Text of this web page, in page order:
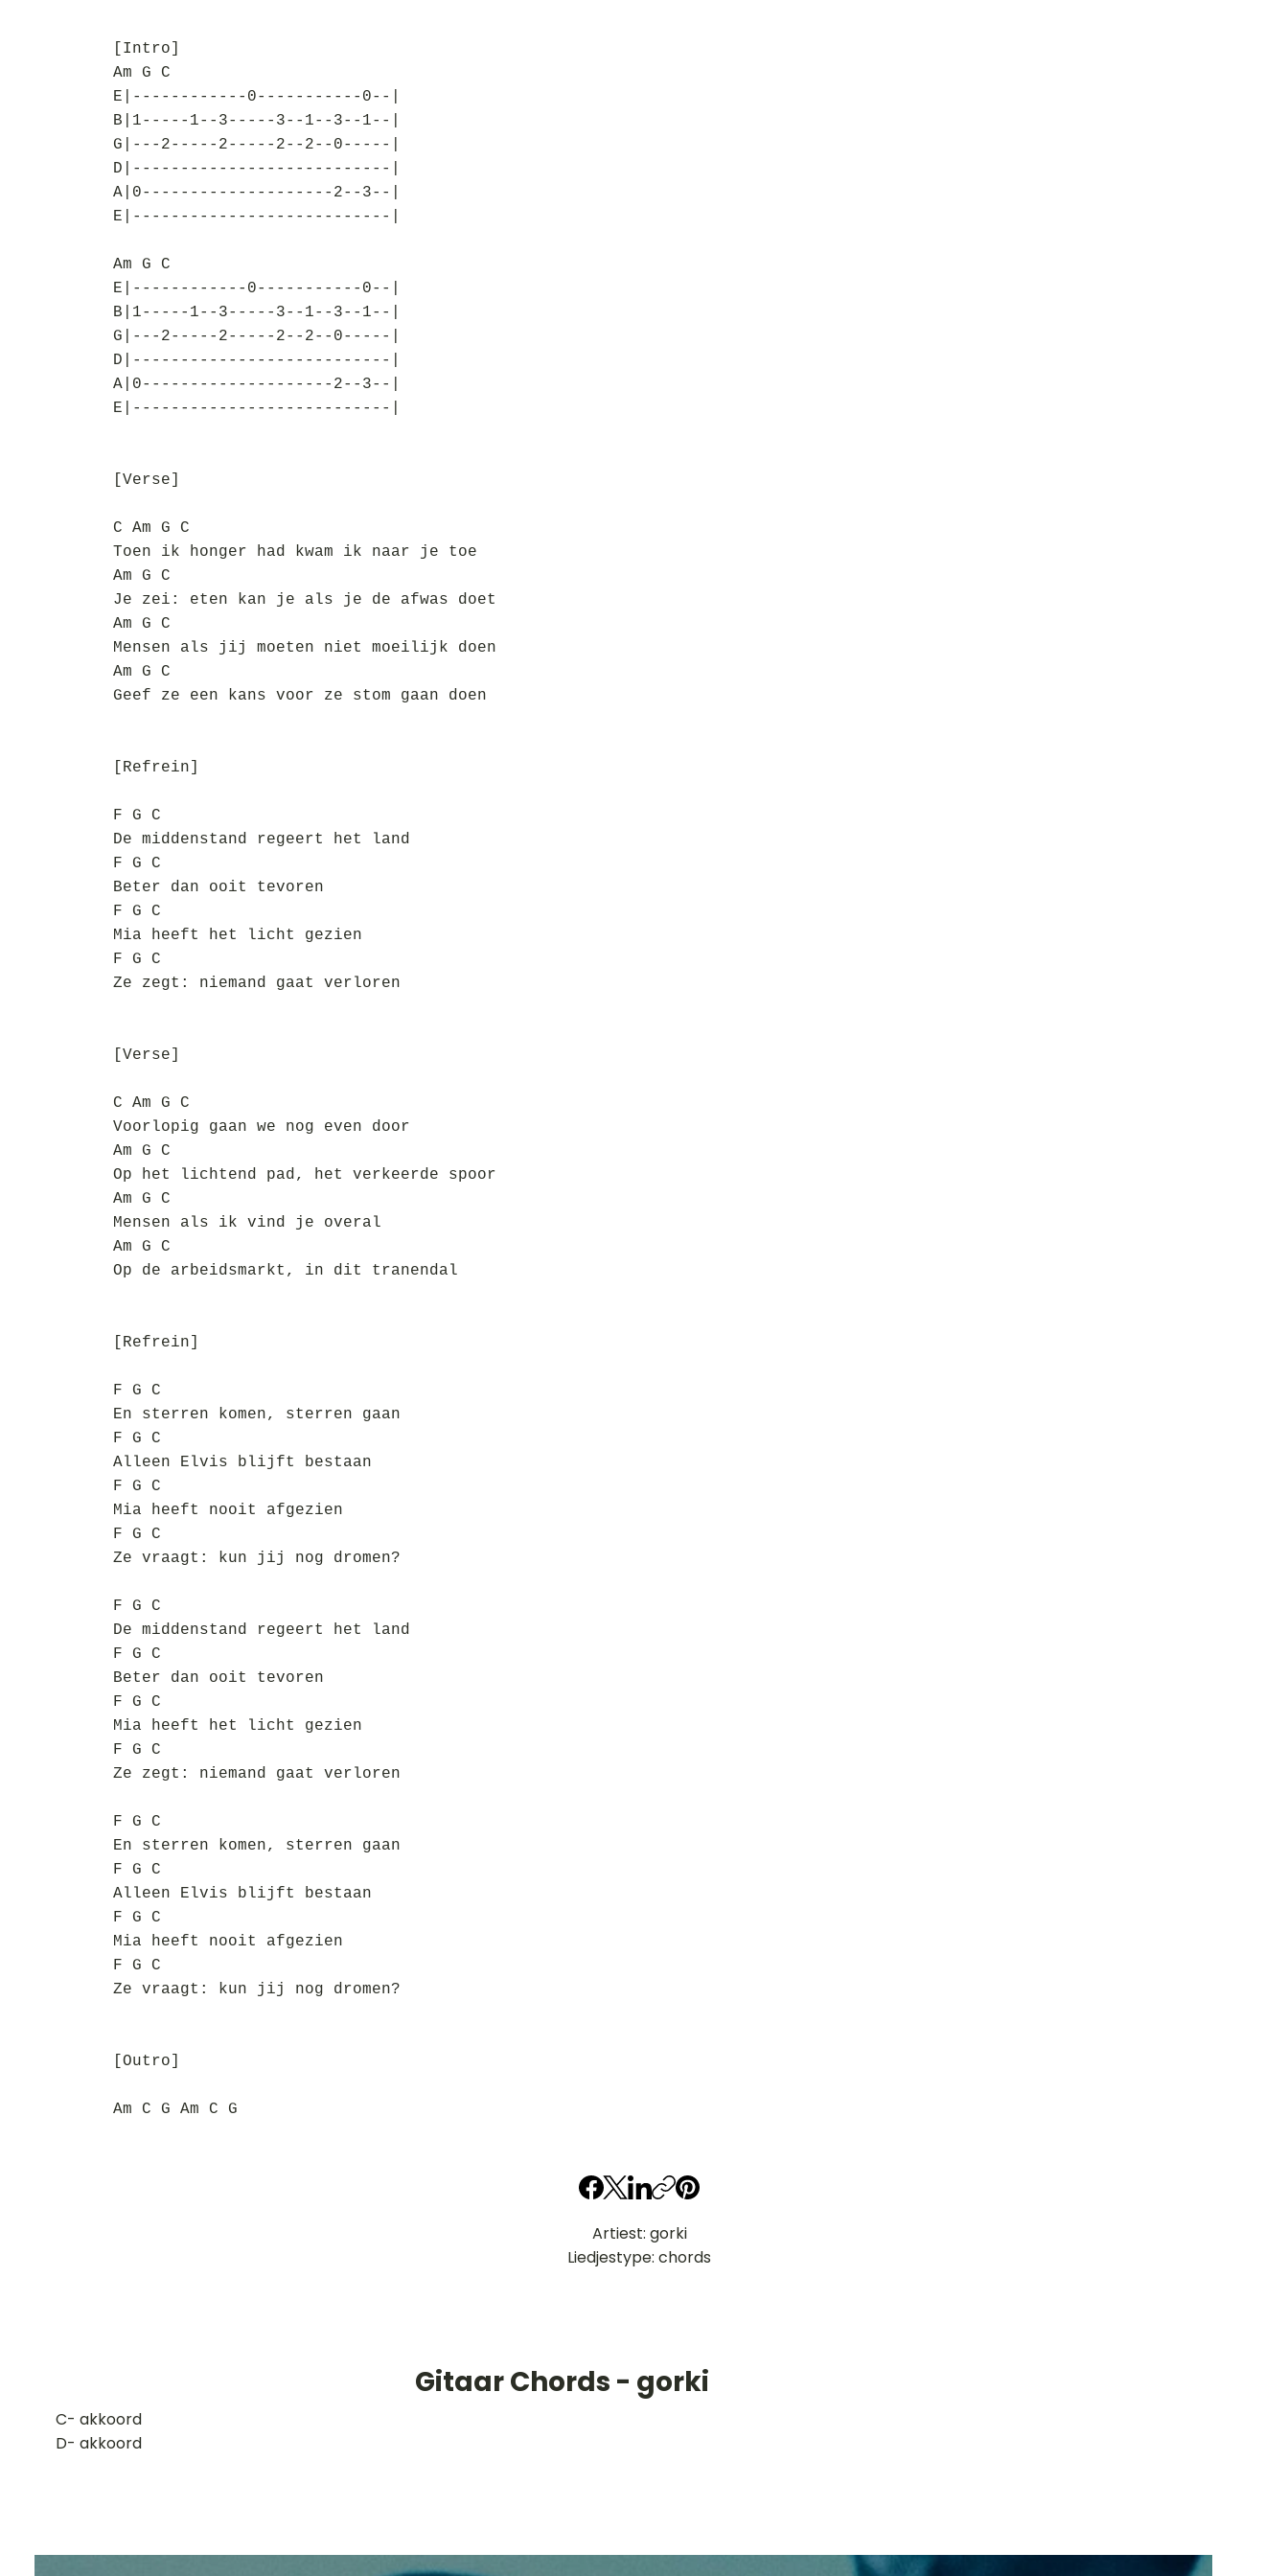
[Intro]
Am G C
E|------------0-----------0--|
B|1-----1--3-----3--1--3--1--|
G|---2-----2-----2--2--0-----|
D|---------------------------|
A|0--------------------2--3--|
E|---------------------------|
Am G C
E|------------0-----------0--|
B|1-----1--3-----3--1--3--1--|
G|---2-----2-----2--2--0-----|
D|---------------------------|
A|0--------------------2--3--|
E|---------------------------|
[Verse]
C Am G C
Toen ik honger had kwam ik naar je toe
Am G C
Je zei: eten kan je als je de afwas doet
Am G C
Mensen als jij moeten niet moeilijk doen
Am G C
Geef ze een kans voor ze stom gaan doen
[Refrein]
F G C
De middenstand regeert het land
F G C
Beter dan ooit tevoren
F G C
Mia heeft het licht gezien
F G C
Ze zegt: niemand gaat verloren
[Verse]
C Am G C
Voorlopig gaan we nog even door
Am G C
Op het lichtend pad, het verkeerde spoor
Am G C
Mensen als ik vind je overal
Am G C
Op de arbeidsmarkt, in dit tranendal
[Refrein]
F G C
En sterren komen, sterren gaan
F G C
Alleen Elvis blijft bestaan
F G C
Mia heeft nooit afgezien
F G C
Ze vraagt: kun jij nog dromen?
F G C
De middenstand regeert het land
F G C
Beter dan ooit tevoren
F G C
Mia heeft het licht gezien
F G C
Ze zegt: niemand gaat verloren
F G C
En sterren komen, sterren gaan
F G C
Alleen Elvis blijft bestaan
F G C
Mia heeft nooit afgezien
F G C
Ze vraagt: kun jij nog dromen?
[Outro]
Am C G Am C G
Artiest: gorki
Liedjestype: chords
Gitaar Chords - gorki
​C- akkoord
D- akkoord